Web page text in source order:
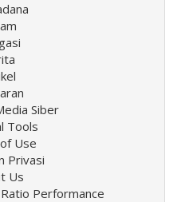
Siber
Tools
Use
Privasi
Us
Performance